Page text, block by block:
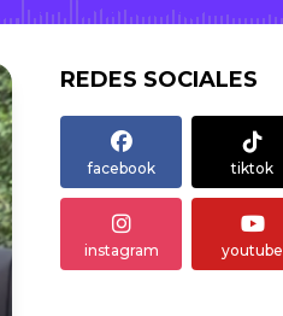
REDES SOCIALES
facebook tiktok
instagram youtube